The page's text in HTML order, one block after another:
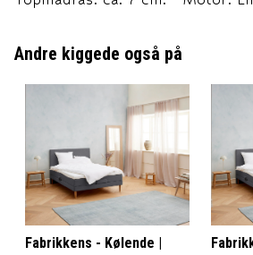
Andre kiggede også på
Fabrikkens - Kølende |